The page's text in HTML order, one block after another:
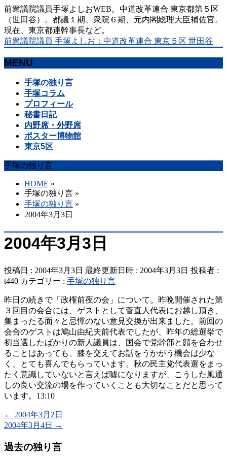
前衆議院議員手塚よしおWEB。中道改革連合 東京都第５区
（世田谷）。都議１期、衆院６期、元内閣総理大臣補佐官。
現在、東京都連幹事長など。
前衆議院議員 手塚よしお：中道改革連合 東京５区 世田谷
MENU
手塚の独り言
手塚コラム
プロフィール
秘書日記
内野席・外野席
ポスター博物館
東京5区
手塚の独り言
HOME »
手塚の独り言 »
手塚の独り言 »
2004年3月3日
2004年3月3日
投稿日 : 2004年3月3日 最終更新日時 : 2004年3月3日 投稿者 :
t440 カテゴリー : 手塚の独り言
昨日の続きで「政権前夜の会」について。昨晩開催された第
３回目の会合には、ゲストとして菅直人代表にお越し頂き、
集まったる面々と忌憚のない意見交換が出来ました。前回の
会合のゲストは鳩山由紀夫前代表でしたが、昨年の総選挙で
初当選したばかりの新人議員は、国会で党幹部と顔を合わせ
ることはあっても、膝を交えてお話をうかがう機会は少な
く、とても喜んでもらっています。秋の民主党代表選をまっ
たく意識していないと言えば嘘になりますが、こうした風通
しの良い交流の場を作っていくことも大切なことだと思って
います。13:10
← 2004年3月2日
2004年3月4日
→
過去の独り言